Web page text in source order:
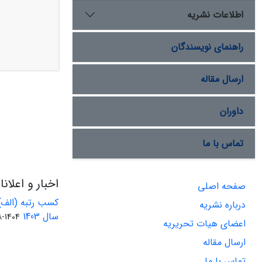
اطلاعات نشریه
راهنمای نویسندگان
ارسال مقاله
داوران
تماس با ما
صفحه اصلی
درباره نشریه
اعضای هیات تحریریه
ارسال مقاله
اخبار و
کسب رتبه
سال 1403
1404-08-01